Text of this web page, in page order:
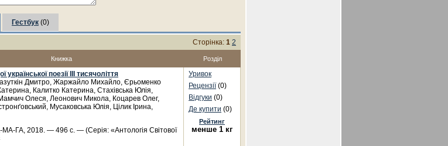
Гестбук (0)
Сторінка: 1 2
Книжка Розділ
української поезії III тисячоліття
Дмитро, Жаржайло Михайло, Єрьоменко
Калитко Катерина, Стахівська Юлія,
Олеся, Леонович Микола, Коцарев Олег,
Мусаковська Юлія, Цілик Ірина,
ГА, 2018. — 496 с. — (Серія: «Антологія Світової
Уривок
Рецензії(0)
Відгуки (0)
Де купити (0)
Рейтинг
менше 1 кг